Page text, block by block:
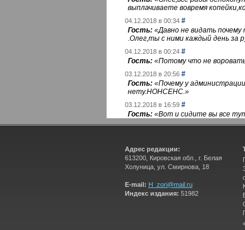
выплачиваете вовремя
04.12.2018 в 00:34 #
Гость: «Давно не видать
.Олег,ты с ними каждый день за
04.12.2018 в 00:24 #
Гость: «Потому что не
03.12.2018 в 20:56 #
Гость: «Почему у
нету.НОНСЕНС.»
03.12.2018 в 16:59 #
Гость: «Вот и сидите вы все
Адрес редакции:
613200, Кировская обл., г. Белая
Холуница, ул. Смирнова, 18
E-mail: H_zori@mail.ru
Индекс издания: 51982